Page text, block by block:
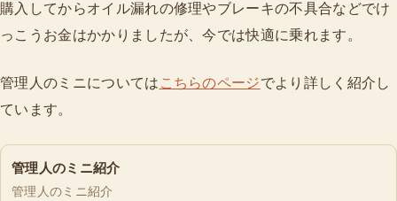
購入してからオイル漏れの修理やブレーキの不具合などでけ
っこうお金はかかりましたが、今では快適に乗れます。
管理人のミニについては こちらのページでより詳しく紹介し
ています。
管理人のミニ紹介
管理人のミニ紹介